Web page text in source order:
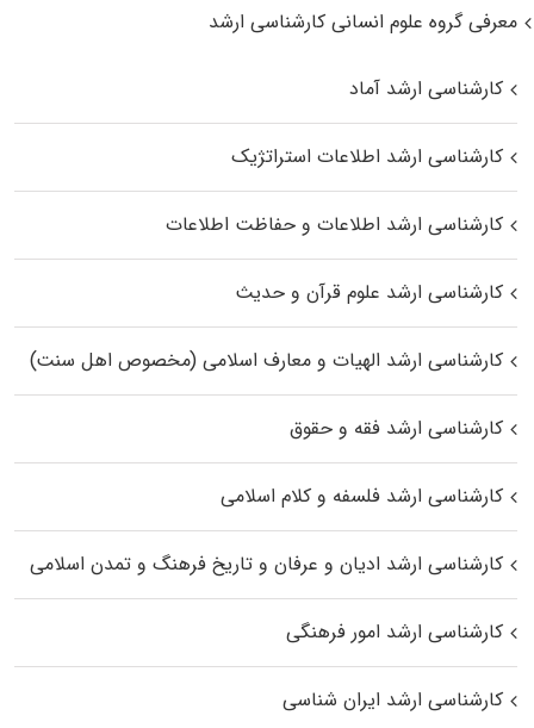
معرفی گروه علوم انسانی کارشناسی ارشد
کارشناسی ارشد آماد
کارشناسی ارشد اطلاعات استراتژیک
کارشناسی ارشد اطلاعات و حفاظت اطلاعات
کارشناسی ارشد علوم قرآن و حدیث
کارشناسی ارشد الهیات و معارف اسلامی (مخصوص اهل سنت)
کارشناسی ارشد فقه و حقوق
کارشناسی ارشد فلسفه و کلام اسلامی
کارشناسی ارشد ادیان و عرفان و تاریخ فرهنگ و تمدن اسلامی
کارشناسی ارشد امور فرهنگی
کارشناسی ارشد ایران شناسی